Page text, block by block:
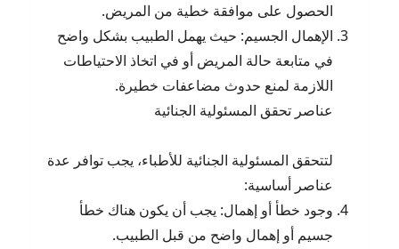
الحصول على موافقة خطية من المريض.
الإهمال الجسيم: حيث يهمل الطبيب بشكل واضح
في متابعة حالة المريض أو في اتخاذ الاحتياطات
اللازمة لمنع حدوث مضاعفات خطيرة.
عناصر تحقق المسئولية الجنائية
لتتحقق المسئولية الجنائية للأطباء، يجب توافر عدة
عناصر أساسية:
وجود خطأ أو إهمال: يجب أن يكون هناك خطأ
جسيم أو إهمال واضح من قبل الطبيب.